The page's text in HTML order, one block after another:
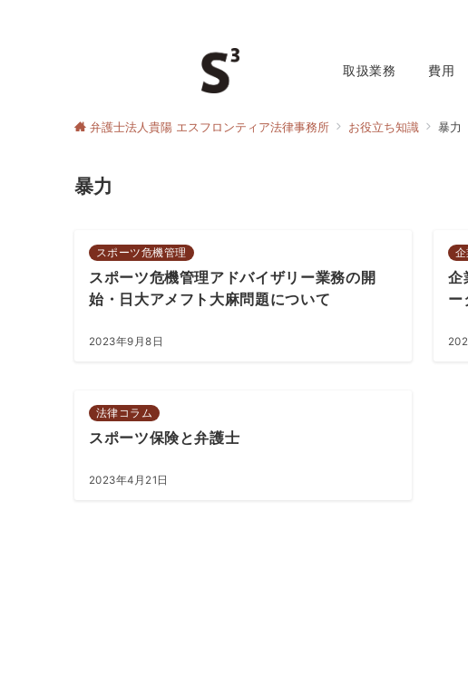
取扱業務 費用
弁護士法人貴陽 エスフロンティア法律事務所 お役立ち知識 暴力
暴力
スポーツ危機管理
スポーツ危機管理アドバイザリー業務の開
始・日大アメフト大麻問題について
2023年9月8日
企
ー
法律コラム
スポーツ保険と弁護士
2023年4月21日